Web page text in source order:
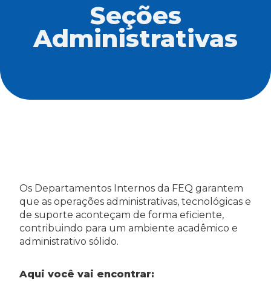
Seções
Administrativas
Os Departamentos Internos da FEQ garantem
que as operações administrativas, tecnológicas e
de suporte aconteçam de forma eficiente,
contribuindo para um ambiente acadêmico e
administrativo sólido.
Aqui você vai encontrar: